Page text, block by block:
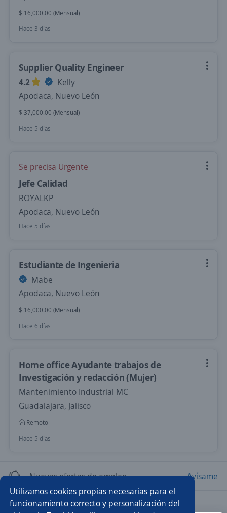
Utilizamos cookies propias necesarias para el
funcionamiento correcto y personalización del
$ 16,000.00 (Mensual)
Hace 3 días
Supplier Quality Engineer
4.2
Kelly
Apodaca, Nuevo León
$ 37,000.00 (Mensual)
Hace 5 días
Se precisa Urgente
Jefe Calidad
ROYALKP
Apodaca, Nuevo León
Hace 5 días
Estudiante de Ingenieria
Mabe
Apodaca, Nuevo León
$ 16,000.00 (Mensual)
Hace 6 días
Home office Ayudante trabajos de
Investigación y redacción (Mujer)
Mantenimiento Industrial MC
Guadalajara, Jalisco
Remoto
Hace 5 días
Nuevas ofertas de empleo Avísame
Empleos similares